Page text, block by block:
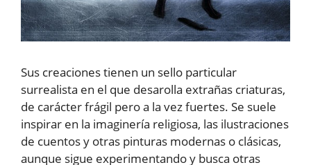
Sus creaciones tienen un sello particular
surrealista en el que desarolla extrañas criaturas,
de carácter frágil pero a la vez fuertes. Se suele
inspirar en la imaginería religiosa, las ilustraciones
de cuentos y otras pinturas modernas o clásicas,
aunque sigue experimentando y busca otras